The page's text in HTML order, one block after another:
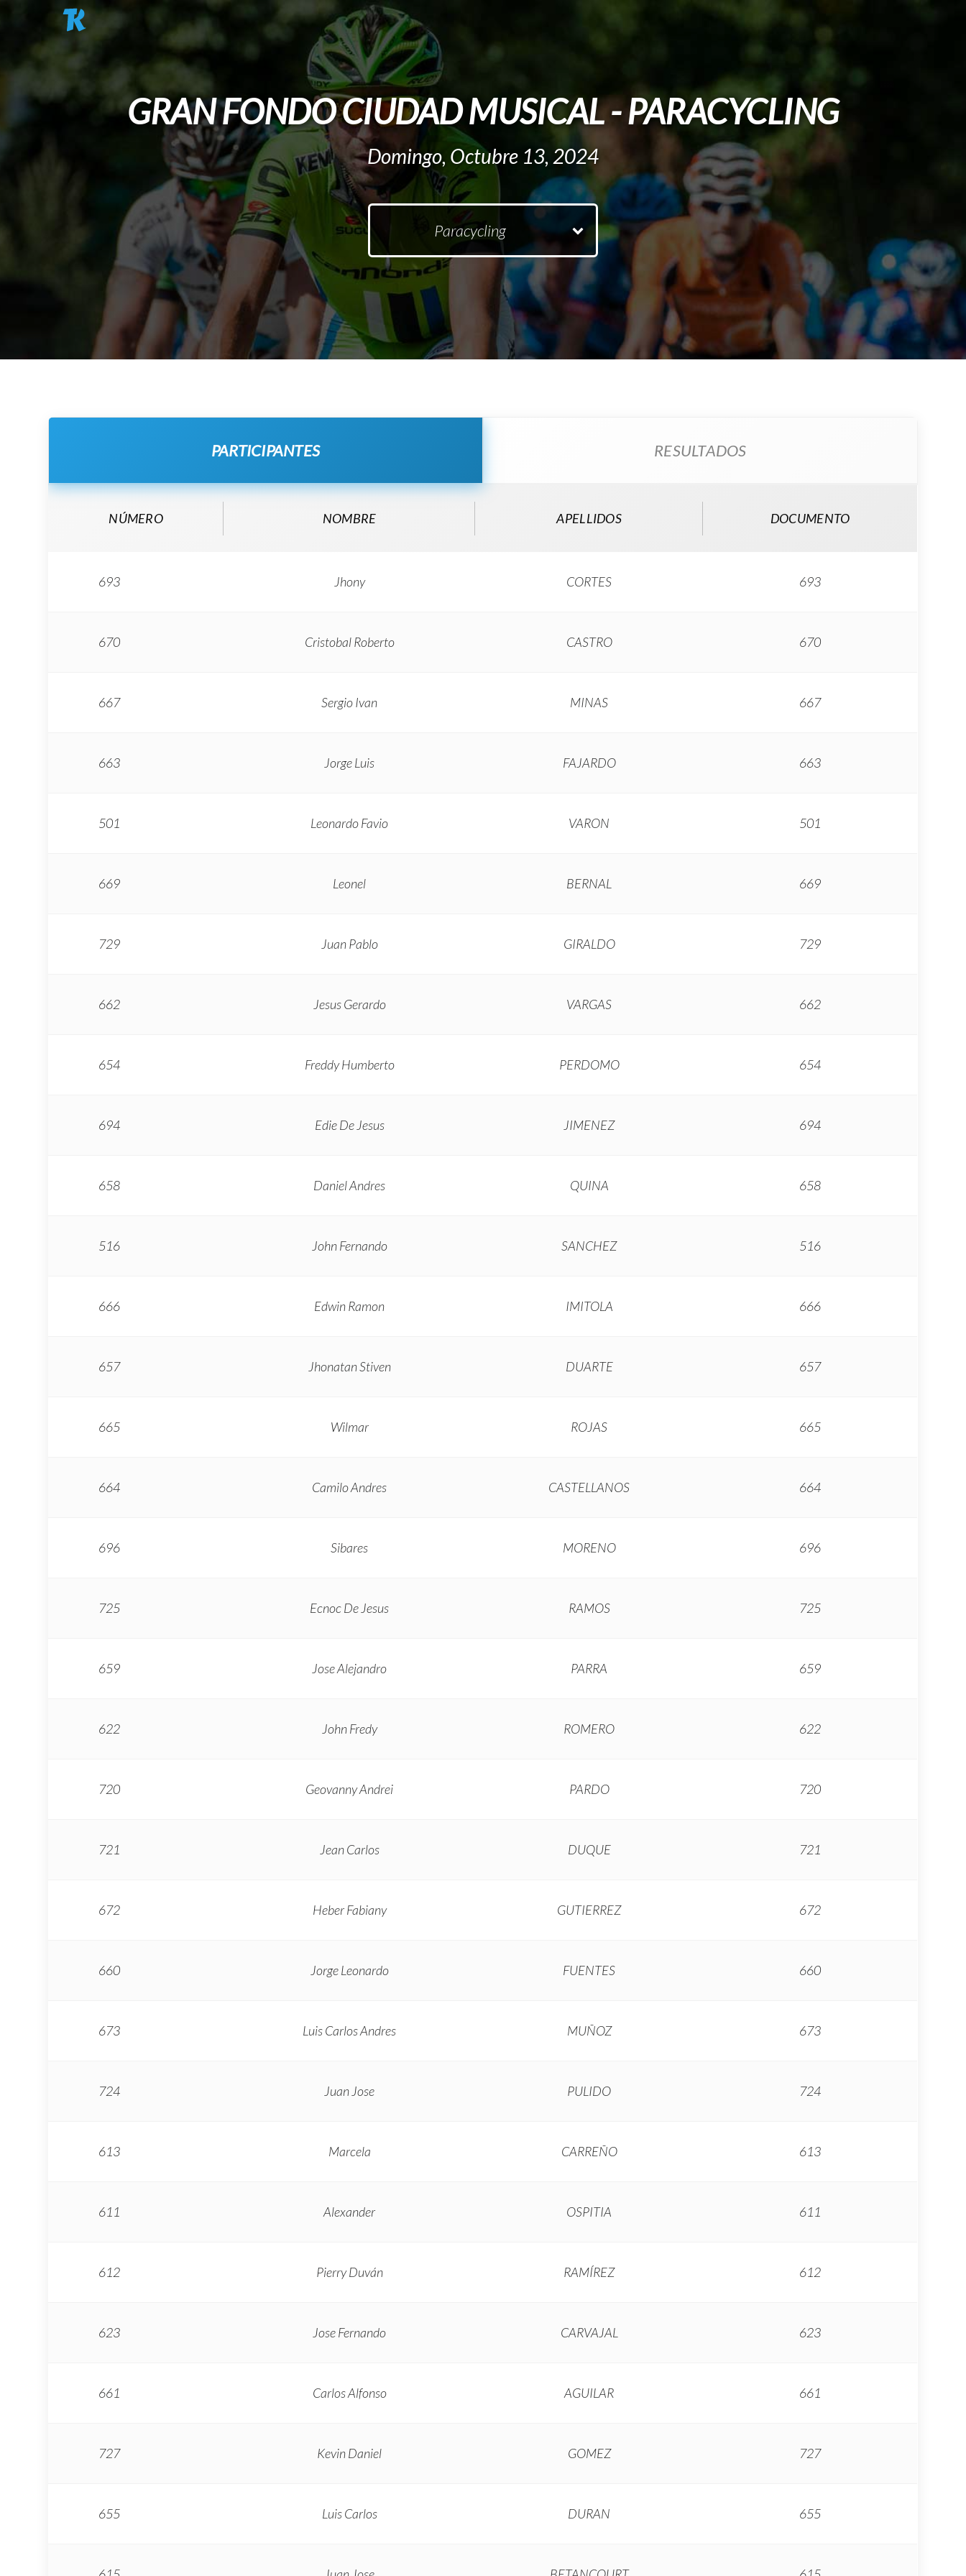
Pasar al contenido principal
GRAN FONDO CIUDAD MUSICAL - PARACYCLING
Domingo, Octubre 13, 2024
Paracycling
PARTICIPANTES RESULTADOS
NÚMERO NOMBRE APELLIDOS DOCUMENTO
693 Jhony CORTES 693
670 Cristobal Roberto CASTRO 670
667 Sergio Ivan MINAS 667
663 Jorge Luis FAJARDO 663
501 Leonardo Favio VARON 501
669 Leonel BERNAL 669
729 Juan Pablo GIRALDO 729
662 Jesus Gerardo VARGAS 662
654 Freddy Humberto PERDOMO 654
694 Edie De Jesus JIMENEZ 694
658 Daniel Andres QUINA 658
516 John Fernando SANCHEZ 516
666 Edwin Ramon IMITOLA 666
657 Jhonatan Stiven DUARTE 657
665 Wilmar ROJAS 665
664 Camilo Andres CASTELLANOS 664
696 Sibares MORENO 696
725 Ecnoc De Jesus RAMOS 725
659 Jose Alejandro PARRA 659
622 John Fredy ROMERO 622
720 Geovanny Andrei PARDO 720
721 Jean Carlos DUQUE 721
672 Heber Fabiany GUTIERREZ 672
660 Jorge Leonardo FUENTES 660
673 Luis Carlos Andres MUÑOZ 673
724 Juan Jose PULIDO 724
613 Marcela CARREÑO 613
611 Alexander OSPITIA 611
612 Pierry Duván RAMÍREZ 612
623 Jose Fernando CARVAJAL 623
661 Carlos Alfonso AGUILAR 661
727 Kevin Daniel GOMEZ 727
655 Luis Carlos DURAN 655